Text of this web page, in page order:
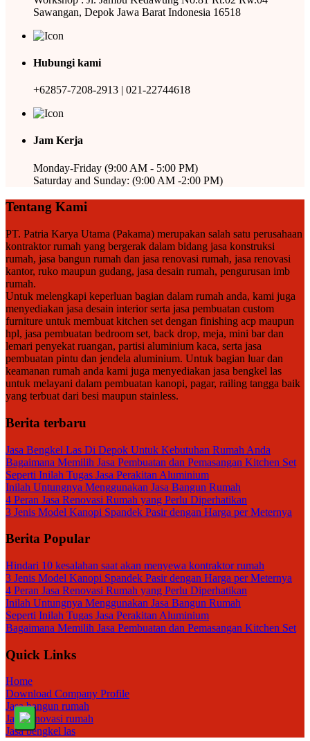
Sawangan, Depok Jawa Barat Indonesia 16518
Hubungi kami
+62857-7208-2913 | 021-22744618
Jam Kerja
Monday-Friday (9:00 AM - 5:00 PM)
Saturday and Sunday: (9:00 AM -2:00 PM)
Tentang Kami
PT. Patria Karya Utama (Pakama) merupakan salah satu perusahaan
kontraktor rumah yang bergerak dalam bidang jasa konstruksi
rumah, jasa bangun rumah dan jasa renovasi rumah, jasa renovasi
kantor, ruko maupun gudang, jasa desain rumah, pengurusan imb
rumah.
Untuk melengkapi keperluan bagian dalam rumah anda, kami juga
menyediakan jasa desain interior serta jasa pembuatan custom
furniture untuk membuat kitchen set dengan finishing acp maupun
hpl, jasa pembuatan bedroom set, back drop, meja, mini bar dan
lemari penyekat ruangan, partisi aluminium kaca, serta jasa
pembuatan pintu dan jendela aluminium. Untuk bagian luar dan
keamanan rumah anda kami juga menyediakan jasa bengkel las
untuk melayani dalam pembuatan kanopi, pagar, railing tangga baik
yang terbuat dari besi maupun stainless.
Berita terbaru
Jasa Bengkel Las Di Depok Untuk Kebutuhan Rumah Anda
Bagaimana Memilih Jasa Pembuatan dan Pemasangan Kitchen Set
Seperti Inilah Tugas Jasa Perakitan Aluminium
Inilah Untungnya Menggunakan Jasa Bangun Rumah
4 Peran Jasa Renovasi Rumah yang Perlu Diperhatikan
3 Jenis Model Kanopi Spandek Pasir dengan Harga per Meternya
Berita Popular
Hindari 10 kesalahan saat akan menyewa kontraktor rumah
3 Jenis Model Kanopi Spandek Pasir dengan Harga per Meternya
4 Peran Jasa Renovasi Rumah yang Perlu Diperhatikan
Inilah Untungnya Menggunakan Jasa Bangun Rumah
Seperti Inilah Tugas Jasa Perakitan Aluminium
Bagaimana Memilih Jasa Pembuatan dan Pemasangan Kitchen Set
Quick Links
Home
Download Company Profile
Jasa bangun rumah
Jasa renovasi rumah
Jasa bengkel las